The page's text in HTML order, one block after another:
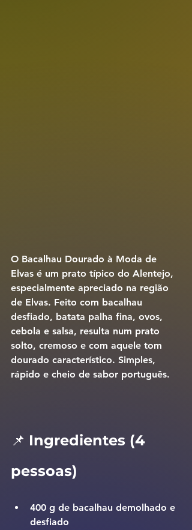
O Bacalhau Dourado à Moda de
Elvas é um prato típico do Alentejo,
especialmente apreciado na região
de Elvas. Feito com bacalhau
desfiado, batata palha fina, ovos,
cebola e salsa, resulta num prato
solto, cremoso e com aquele tom
dourado característico. Simples,
rápido e cheio de sabor português.
📌 Ingredientes (4
pessoas)
400 g de bacalhau demolhado e
desfiado